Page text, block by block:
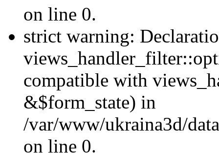
on line 0.
strict warning:
compatible with
&$form_state) in
/var/www/ukraina3d/
on line 0.